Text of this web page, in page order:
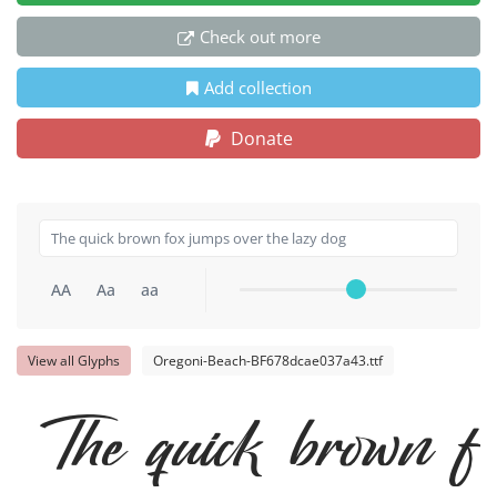
Check out more
Add collection
Donate
AA Aa aa
View all Glyphs Oregoni-Beach-BF678dcae037a43.ttf
The quick brown